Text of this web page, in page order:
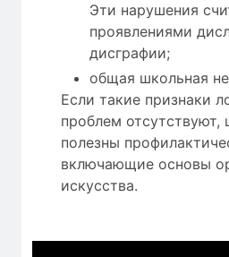
Эти нарушения
проявлениями
дисграфии;
общая школьная
Если такие признаки
проблем отсутствуют,
полезны
включающие основы
искусства.